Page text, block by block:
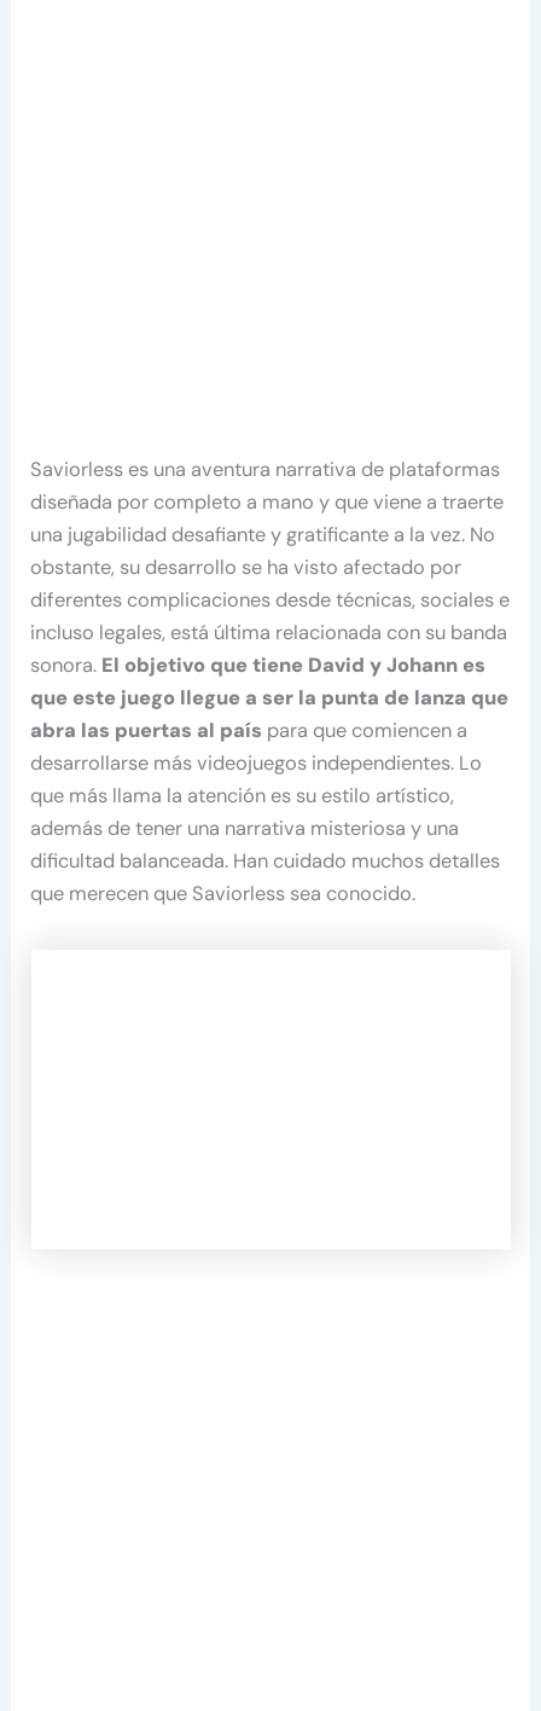
Saviorless es una aventura narrativa de plataformas
diseñada por completo a mano y que viene a traerte
una jugabilidad desafiante y gratificante a la vez. No
obstante, su desarrollo se ha visto afectado por
diferentes complicaciones desde técnicas, sociales e
incluso legales, está última relacionada con su banda
sonora. El objetivo que tiene David y Johann es
que este juego llegue a ser la punta de lanza que
abra las puertas al país para que comiencen a
desarrollarse más videojuegos independientes. Lo
que más llama la atención es su estilo artístico,
además de tener una narrativa misteriosa y una
dificultad balanceada. Han cuidado muchos detalles
que merecen que Saviorless sea conocido.